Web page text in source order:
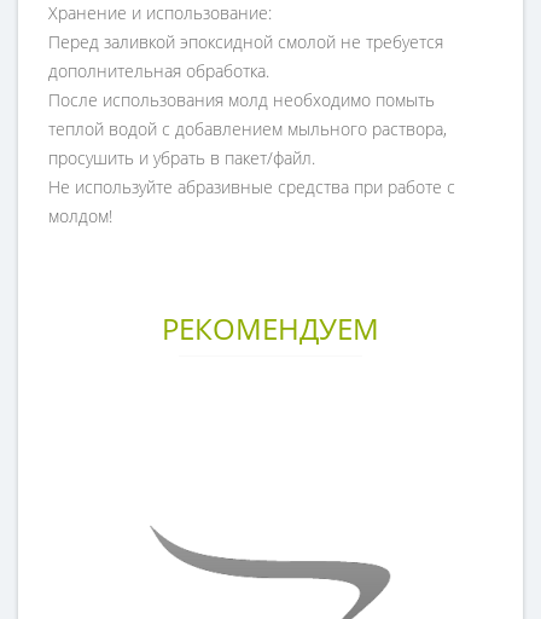
Хранение и использование:
Перед заливкой эпоксидной смолой не требуется
дополнительная обработка.
После использования молд необходимо помыть
теплой водой с добавлением мыльного раствора,
просушить и убрать в пакет/файл.
Не используйте абразивные средства при работе с
молдом!
РЕКОМЕНДУЕМ